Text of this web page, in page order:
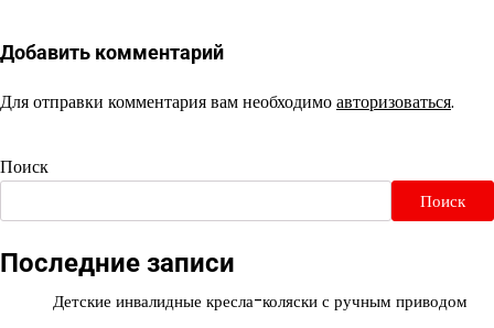
Добавить комментарий
Для отправки комментария вам необходимоавторизоваться.
Поиск
Поиск
Последние записи
Детские инвалидные кресла-коляски с ручным приводом